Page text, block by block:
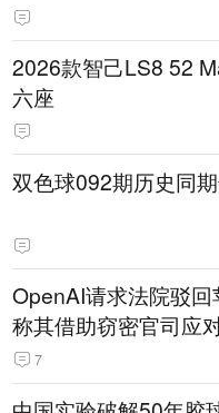
2026款智己LS8 52
六座
双色球092期历史同
OpenAI请求法院驳
称其借助窃密官司应
7